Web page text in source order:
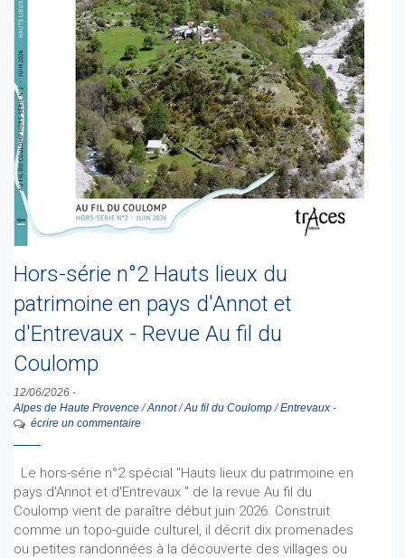
Hors-série n°2 Hauts lieux du
patrimoine en pays d'Annot et
d'Entrevaux - Revue Au fil du
Coulomp
12/06/2026 -
Alpes de Haute Provence/Annot/Au fil du Coulomp/Entrevaux -
écrire un commentaire
Le hors-série n°2 spécial "Hauts lieux du patrimoine en
pays d'Annot et d'Entrevaux " de la revue Au fil du
Coulomp vient de paraître début juin 2026. Construit
comme un topo-guide culturel, il décrit dix promenades
ou petites randonnées à la découverte des villages ou